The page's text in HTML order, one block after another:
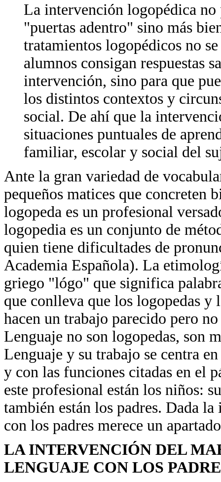
La intervención logopédica no
"puertas adentro" sino más
tratamientos logopédicos no
alumnos consigan respuestas
intervención, sino para que
los distintos contextos y
social. De ahí que la
situaciones puntuales de
familiar, escolar y social del
Ante la gran variedad de
pequeños matices que concreten
logopeda es un profesional
logopedia es un conjunto de
quien tiene dificultades de
Academia Española). La
griego "lógo" que significa
que conlleva que los logopedas
hacen un trabajo parecido pero
Lenguaje no son logopedas, son
Lenguaje y su trabajo se centra
y con las funciones citadas en el
este profesional están los niños:
también están los padres. Dada
con los padres merece un
LA INTERVENCIÓN DEL
LENGUAJE CON LOS